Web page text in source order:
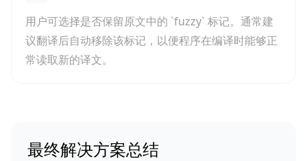
用户可选择是否保留原文中的 `fuzzy` 标记。通常建
议翻译后自动移除该标记，以便程序在编译时能够正
常读取新的译文。
最终解决方案总结